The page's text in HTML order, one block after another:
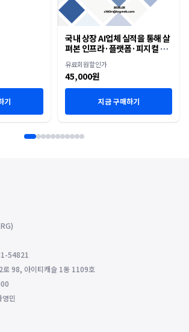
기
국내 상장 AI업체 실적을 통해 살
펴본 인프라·플랫폼·피지컬 AI
재편
유료회원할인가
45,000원
지금 구매하기
54821
로 98, 아이티캐슬 1동 1109호
민